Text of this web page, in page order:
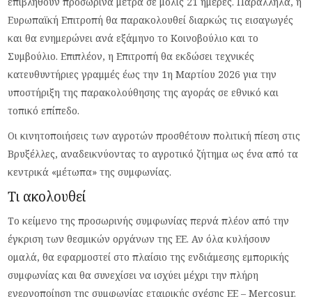
Ευρωπαϊκή Επιτροπή θα παρακολουθεί διαρκώς τις εισαγωγές
και θα ενημερώνει ανά εξάμηνο το Κοινοβούλιο και το
Συμβούλιο. Επιπλέον, η Επιτροπή θα εκδώσει τεχνικές
κατευθυντήριες γραμμές έως την 1η Μαρτίου 2026 για την
υποστήριξη της παρακολούθησης της αγοράς σε εθνικό και
τοπικό επίπεδο.
Οι κινητοποιήσεις των αγροτών προσθέτουν πολιτική πίεση στις
Βρυξέλλες, αναδεικνύοντας το αγροτικό ζήτημα ως ένα από τα
κεντρικά «μέτωπα» της συμφωνίας.
Τι ακολουθεί
Το κείμενο της προσωρινής συμφωνίας περνά πλέον από την
έγκριση των θεσμικών οργάνων της ΕΕ. Αν όλα κυλήσουν
ομαλά, θα εφαρμοστεί στο πλαίσιο της ενδιάμεσης εμπορικής
συμφωνίας και θα συνεχίσει να ισχύει μέχρι την πλήρη
ενεργοποίηση της συμφωνίας εταιρικής σχέσης ΕΕ – Mercosur.